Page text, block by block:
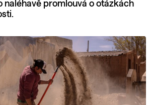
naléhavě promlouvá o otázkách